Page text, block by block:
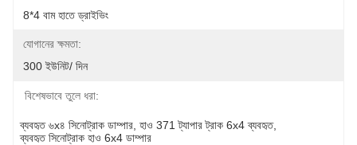
8*4 বাম হাতে ড্রাইভিং
যোগানের ক্ষমতা:
300 ইউনিট/ দিন
বিশেষভাবে তুলে ধরা:
ব্যবহৃত ৬x৪ সিনোট্রাক ডাম্পার হাও 371 ট্যাপার ট্রাক 6x4 ব্যবহৃত,
ব্যবহৃত সিনোট্রাক হাও 6x4 ডাম্পার